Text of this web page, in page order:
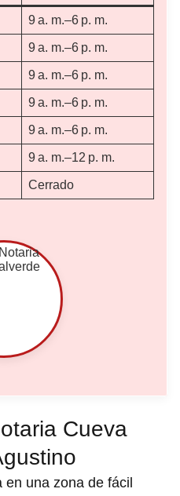
9 a. m.–6 p. m.
9 a. m.–6 p. m.
9 a. m.–6 p. m.
9 a. m.–6 p. m.
9 a. m.–6 p. m.
9 a. m.–12 p. m.
Cerrado
Cueva
una zona de fácil